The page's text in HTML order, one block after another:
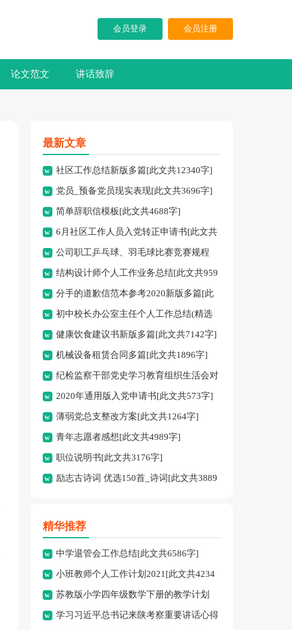
会员登录 会员注册
论文范文 讲话致辞
最新文章
社区工作总结新版多篇[此文共12340字]
党员_预备党员现实表现[此文共3696字]
简单辞职信模板[此文共4688字]
6月社区工作人员入党转正申请书[此文共
8742字]
公司职工乒乓球、羽毛球比赛竞赛规程
[此文共650字]
结构设计师个人工作业务总结[此文共959
字] 分手的道歉信范本参考2020新版多篇[此
文共3934字]
初中校长办公室主任个人工作总结(精选
多篇)[此文共7628字]
健康饮食建议书新版多篇[此文共7142字]
机械设备租赁合同多篇[此文共1896字]
纪检监察干部党史学习教育组织生活会对
照检查材料[此文共3637字]
2020年通用版入党申请书[此文共573字]
薄弱党总支整改方案[此文共1264字]
青年志愿者感想[此文共4989字]
职位说明书[此文共3176字]
励志古诗词 优选150首_诗词[此文共3889
精华推荐
中学退管会工作总结[此文共6586字]
小班教师个人工作计划2021[此文共4234
字] 苏教版小学四年级数学下册的教学计划
[此文共4359字]
学习习近平总书记来陕考察重要讲话心得